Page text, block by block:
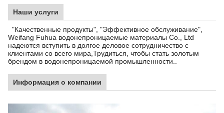
Наши услуги
"Качественные продукты", "Эффективное обслуживание",
Weifang Fuhua водонепроницаемые материалы Co., Ltd
надеются вступить в долгое деловое сотрудничество с
клиентами со всего мира,Трудиться, чтобы стать золотым
брендом в водонепроницаемой промышленности..
Информация о компании